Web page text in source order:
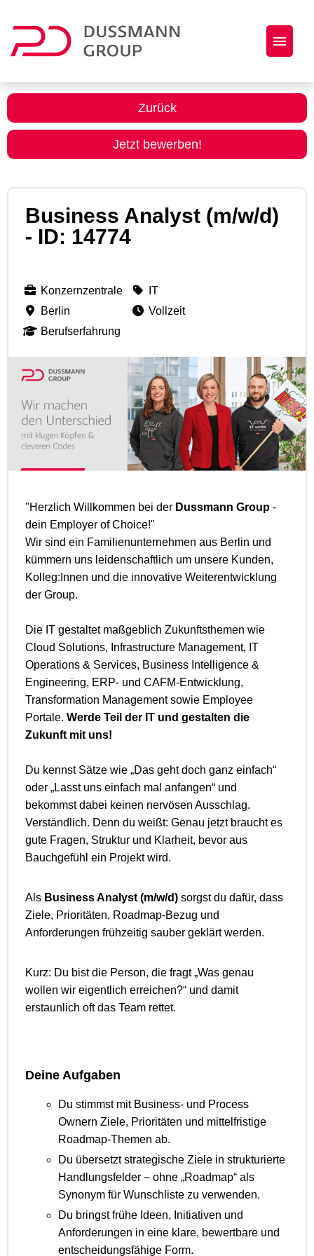
Jobs
Initiativbewerbung
Zurück
Jetzt bewerben!
Business Analyst (m/w/d)
- ID: 14774
Konzernzentrale
Berlin
Berufserfahrung
IT
Vollzeit
"Herzlich Willkommen bei der Dussmann Group -
dein Employer of Choice!"
Wir sind ein Familienunternehmen aus Berlin und
kümmern uns leidenschaftlich um unsere Kunden,
Kolleg:Innen und die innovative Weiterentwicklung
der Group.
Die IT gestaltet maßgeblich Zukunftsthemen wie
Cloud Solutions, Infrastructure Management, IT
Operations & Services, Business Intelligence &
Engineering, ERP- und CAFM-Entwicklung,
Transformation Management sowie Employee
Portale. Werde Teil der IT und gestalten die
Zukunft mit uns!
Du kennst Sätze wie „Das geht doch ganz einfach“
oder „Lasst uns einfach mal anfangen“ und
bekommst dabei keinen nervösen Ausschlag.
Verständlich. Denn du weißt: Genau jetzt braucht es
gute Fragen, Struktur und Klarheit, bevor aus
Bauchgefühl ein Projekt wird.
Als Business Analyst (m/w/d) sorgst du dafür, dass
Ziele, Prioritäten, Roadmap-Bezug und
Anforderungen frühzeitig sauber geklärt werden.
Kurz: Du bist die Person, die fragt „Was genau
wollen wir eigentlich erreichen?“ und damit
erstaunlich oft das Team rettet.
Deine Aufgaben
Du stimmst mit Business- und Process
Ownern Ziele, Prioritäten und mittelfristige
Roadmap-Themen ab.
Du übersetzt strategische Ziele in strukturierte
Handlungsfelder – ohne „Roadmap“ als
Synonym für Wunschliste zu verwenden.
Du bringst frühe Ideen, Initiativen und
Anforderungen in eine klare, bewertbare und
entscheidungsfähige Form.